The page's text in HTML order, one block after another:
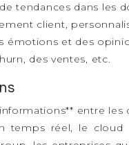
tendances dans les
client,
émotions et des
des ventes, etc.
entre
réel, le cloud